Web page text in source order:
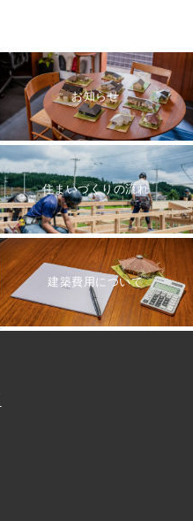
お知らせ
住まいづくりの流れ
建築費用について